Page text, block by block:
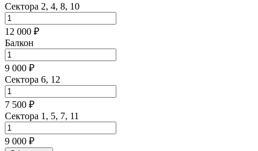
Сектора 2, 4, 8, 10
12 000 ₽
Балкон
9 000 ₽
Сектора 6, 12
7 500 ₽
Сектора 1, 5, 7, 11
9 000 ₽